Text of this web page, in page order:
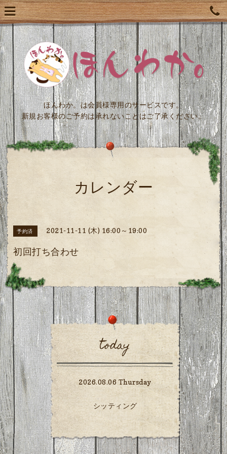
ほんわか。は会員様専用のサービスです。
新規お客様のご予約は承れないことはご了承ください。
カレンダー
予約済 2021-11-11 (木) 16:00～19:00
初回打ち合わせ
today
2026.08.06 Thursday
シッティング